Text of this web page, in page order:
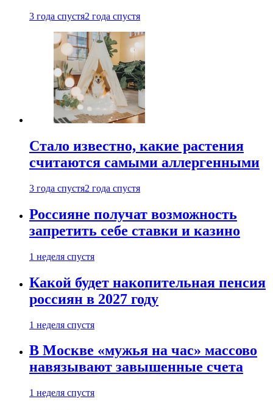
3 года спустя2 года спустя
Стало известно, какие растения
считаются самыми аллергенными
3 года спустя2 года спустя
Россияне получат возможность
запретить себе ставки и казино
1 неделя спустя
Какой будет накопительная пенсия
россиян в 2027 году
1 неделя спустя
В Москве «мужья на час» массово
навязывают завышенные счета
1 неделя спустя